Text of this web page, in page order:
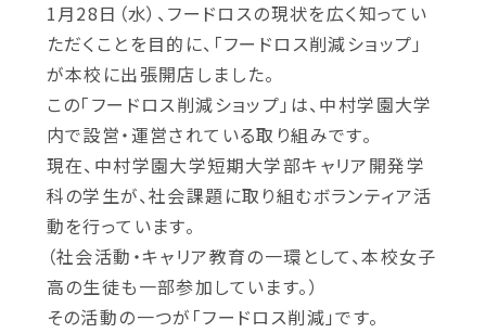
1月28日（水）、フードロスの現状を広く知ってい
ただくことを目的に、「フードロス削減ショップ」
が本校に出張開店しました。
この「フードロス削減ショップ」は、中村学園大学
内で設営・運営されている取り組みです。
現在、中村学園大学短期大学部キャリア開発学
科の学生が、社会課題に取り組むボランティア活
動を行っています。
（社会活動・キャリア教育の一環として、本校女子
高の生徒も一部参加しています。）
その活動の一つが「フードロス削減」です。